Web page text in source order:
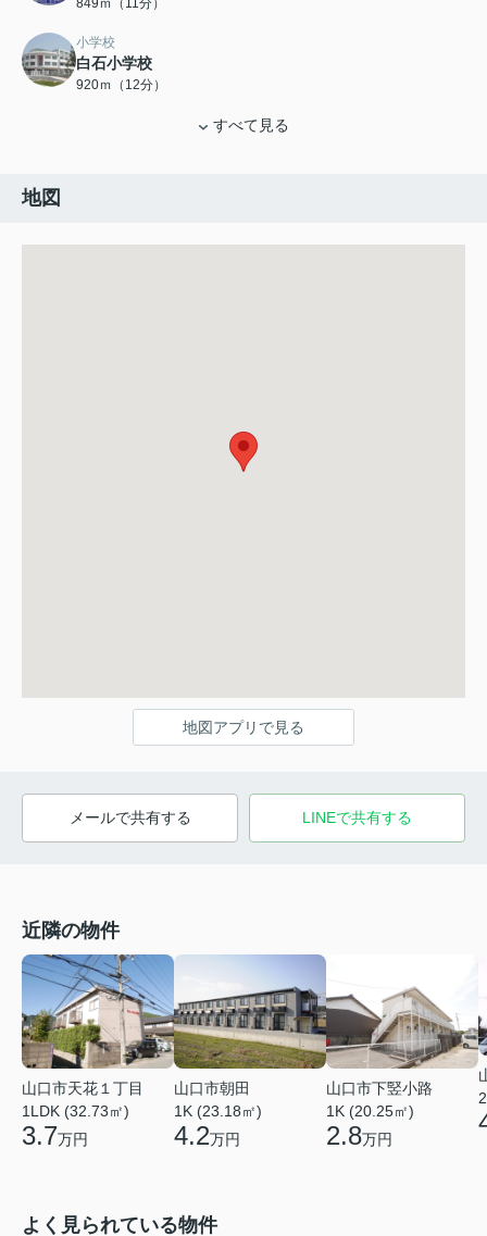
849ｍ（11分）
小学校
白石小学校
920ｍ（12分）
すべて見る
地図
地図アプリで見る
メールで共有する LINEで共有する
近隣の物件
山口市天花１丁目
1LDK (32.73㎡)
3.7万円
山口市朝田
1K (23.18㎡)
4.2万円
山口市下竪小路
1K (20.25㎡)
2.8万円
よく見られている物件